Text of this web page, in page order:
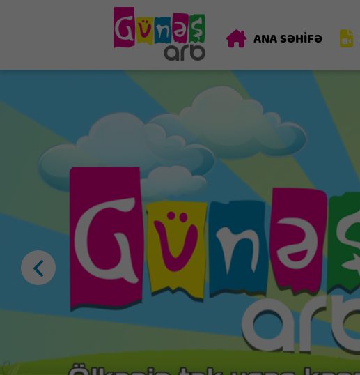
ANA SƏHİFƏ